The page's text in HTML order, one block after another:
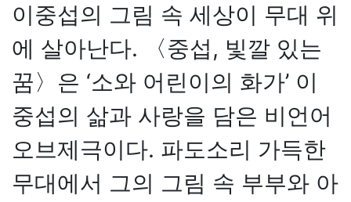
이중섭의 그림 속 세상이 무대 위
에 살아난다. 〈중섭, 빛깔 있는
꿈〉은 ‘소와 어린이의 화가’ 이
중섭의 삶과 사랑을 담은 비언어
오브제극이다. 파도소리 가득한
무대에서 그의 그림 속 부부와 아